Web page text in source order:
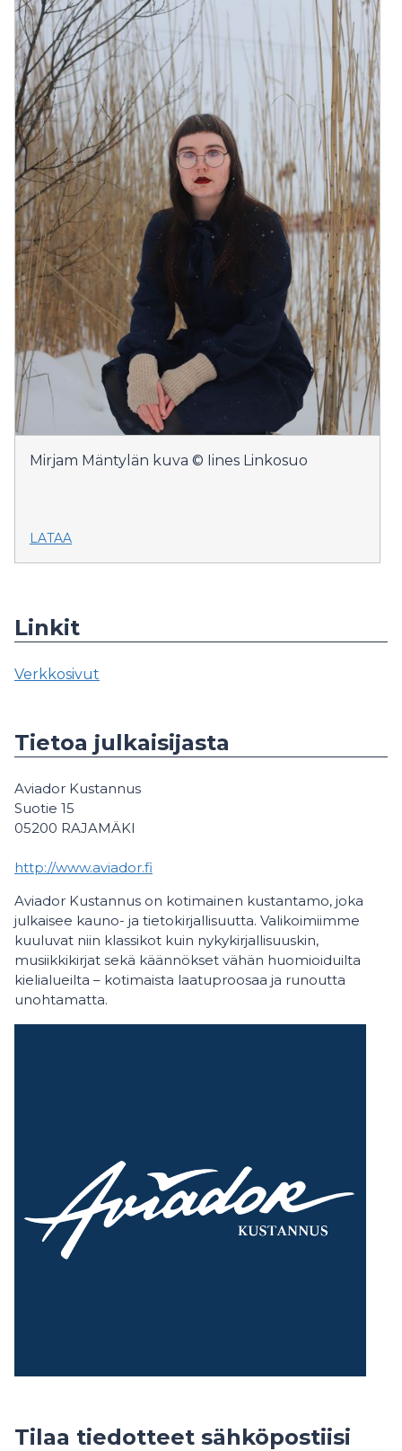
Mirjam Mäntylän kuva © Iines Linkosuo
LATAA
Linkit
Verkkosivut
Tietoa julkaisijasta
Aviador Kustannus
Suotie 15
05200 RAJAMÄKI
http://www.aviador.fi
Aviador Kustannus on kotimainen kustantamo, joka
julkaisee kauno- ja tietokirjallisuutta. Valikoimiimme
kuuluvat niin klassikot kuin nykykirjallisuuskin,
musiikkikirjat sekä käännökset vähän huomioiduilta
kielialueilta – kotimaista laatuproosaa ja runoutta
unohtamatta.
Tilaa tiedotteet sähköpostiisi